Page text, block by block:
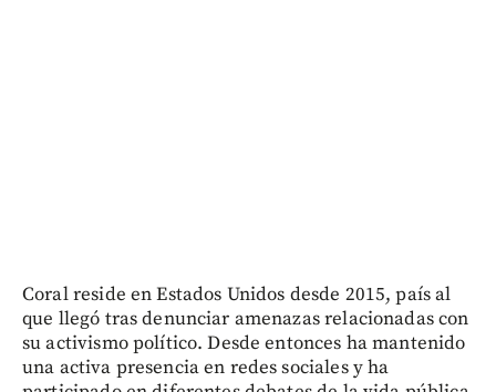
Coral reside en Estados Unidos desde 2015, país al
que llegó tras denunciar amenazas relacionadas con
su activismo político. Desde entonces ha mantenido
una activa presencia en redes sociales y ha